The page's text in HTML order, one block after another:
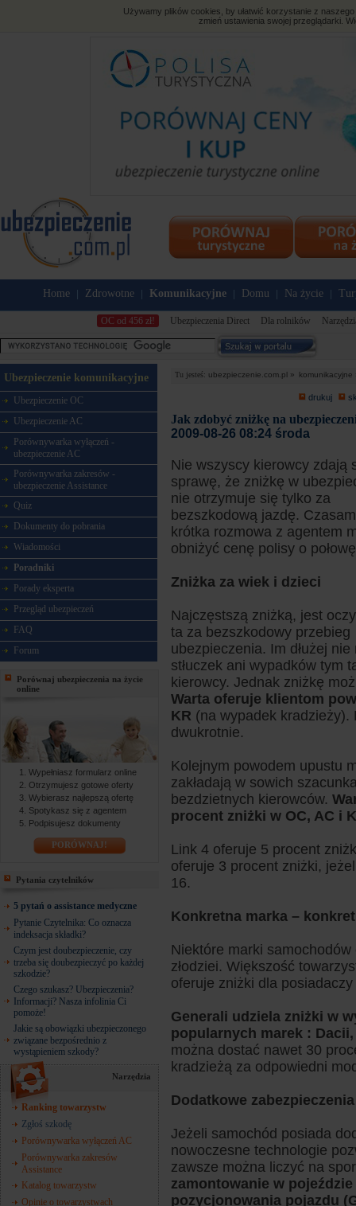
Używamy plików cookies, by ułatwić korzystanie z
zmień ustawienia swojej przeglądarki.
Home Zdrowotne Komunikacyjne Domu Na życie
OC od 456 zł! Ubezpieczenia Direct Dla rolników
Ubezpieczenie komunikacyjne
Ubezpieczenie OC
Ubezpieczenie AC
Porównywarka wyłączeń -
ubezpieczenie AC
Porównywarka zakresów -
ubezpieczenie Assistance
Quiz
Dokumenty do pobrania
Wiadomości
Poradniki
Porady eksperta
Przegląd ubezpieczeń
FAQ
Forum
Porównaj ubezpieczenia na życie
online
Wypełniasz formularz online
Otrzymujesz gotowe oferty
Wybierasz najlepszą ofertę
Spotykasz się z agentem
Podpisujesz dokumenty
PORÓWNAJ!
Pytania czytelników
5 pytań o assistance medyczne
Pytanie Czytelnika: Co oznacza
indeksacja składki?
Czym jest doubezpieczenie, czy
trzeba się doubezpieczyć po każdej
szkodzie?
Czego szukasz? Ubezpieczenia?
Informacji? Nasza infolinia Ci
pomoże!
Jakie są obowiązki ubezpieczonego
związane bezpośrednio z
wystąpieniem szkody?
Narzędzia
Ranking towarzystw
Zgłoś szkodę
Porównywarka wyłączeń AC
Porównywarka zakresów
Assistance
Katalog towarzystw
Opinie o towarzystwach
Tu jesteś: ubezpieczenie.com.pl » komunikacyjne
drukuj
Jak zdobyć zniżkę na
2009-08-26 08:24 środa
Nie wszyscy kierowcy zdają
sprawę, że zniżkę w
nie otrzymuje się tylko za
bezszkodową jazdę.
krótka rozmowa z agentem
obniżyć cenę polisy o
Zniżka za wiek i dzieci
Najczęstszą zniżką, jest
ta za bezszkodowy przebieg
ubezpieczenia. Im dłużej nie
stłuczek ani wypadków tym
kierowcy. Jednak zniżkę
Warta oferuje klientom
KR (na wypadek
dwukrotnie.
Kolejnym powodem upustu
zakładają w sowich
bezdzietnych kierowców.
procent zniżki w OC, AC i
Link 4 oferuje 5 procent
oferuje 3 procent zniżki,
16.
Konkretna marka –
Niektóre marki
złodziei. Większość
oferuje zniżki dla
Generali udziela zniżki w
popularnych marek :
można dostać nawet 30
kradzieżą za odpowiedni
Dodatkowe zabezpieczenia
Jeżeli samochód posiada
nowoczesne technologie
zawsze można liczyć na
zamontowanie w
pozycjonowania pojazdu